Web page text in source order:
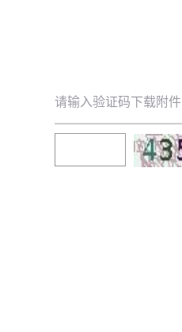
请输入验证码下载附件